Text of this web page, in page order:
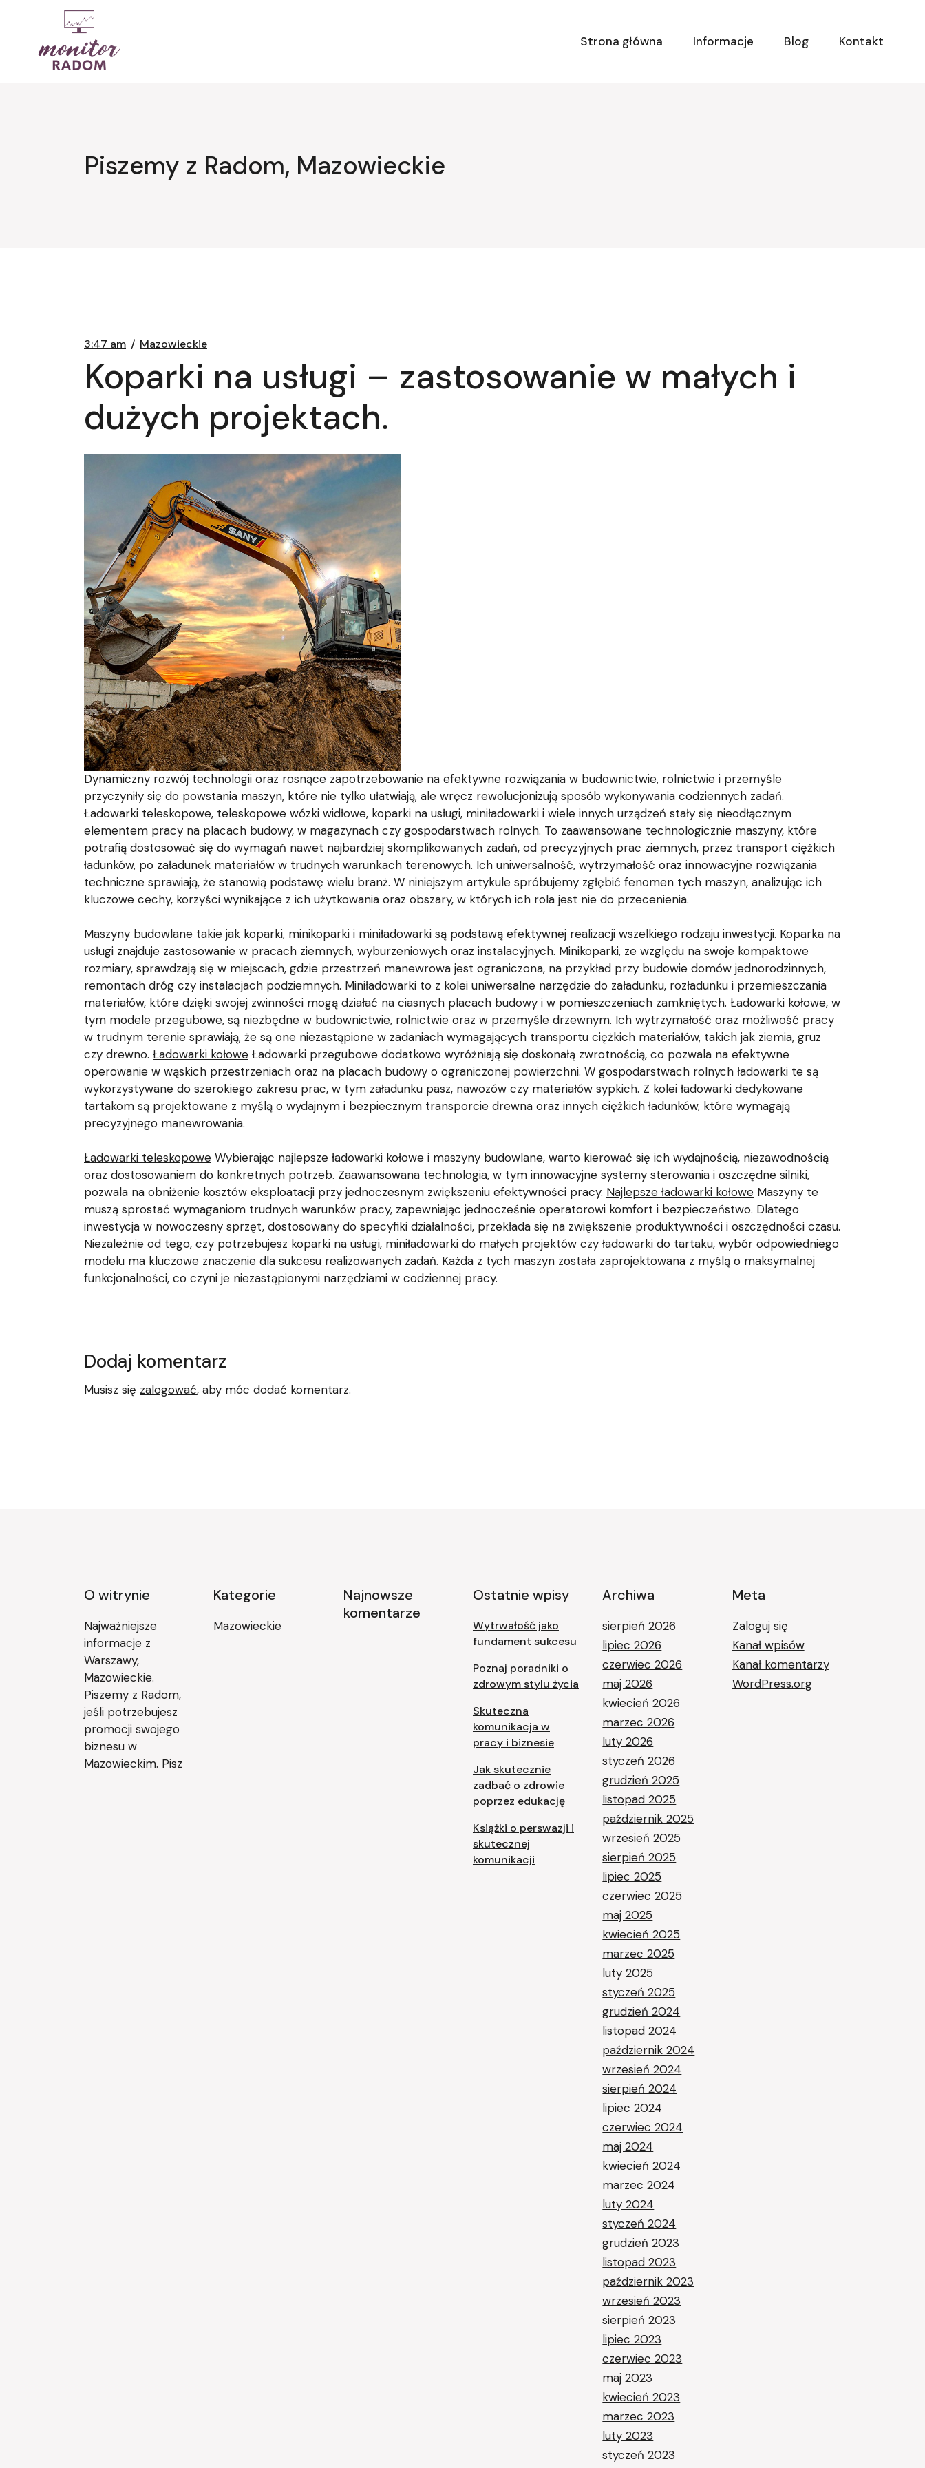
Strona główna
Informacje Blog Kontakt
Piszemy z Radom, Mazowieckie
3:47 am Mazowieckie
Koparki na usługi – zastosowanie w małych i
dużych projektach.
Dynamiczny rozwój technologii oraz rosnące zapotrzebowanie na efektywne rozwiązania w budownictwie, rolnictwie i przemyśle
przyczyniły się do powstania maszyn, które nie tylko ułatwiają, ale wręcz rewolucjonizują sposób wykonywania codziennych zadań.
Ładowarki teleskopowe, teleskopowe wózki widłowe, koparki na usługi, miniładowarki i wiele innych urządzeń stały się nieodłącznym
elementem pracy na placach budowy, w magazynach czy gospodarstwach rolnych. To zaawansowane technologicznie maszyny, które
potrafią dostosować się do wymagań nawet najbardziej skomplikowanych zadań, od precyzyjnych prac ziemnych, przez transport ciężkich
ładunków, po załadunek materiałów w trudnych warunkach terenowych. Ich uniwersalność, wytrzymałość oraz innowacyjne rozwiązania
techniczne sprawiają, że stanowią podstawę wielu branż. W niniejszym artykule spróbujemy zgłębić fenomen tych maszyn, analizując ich
kluczowe cechy, korzyści wynikające z ich użytkowania oraz obszary, w których ich rola jest nie do przecenienia.
Maszyny budowlane takie jak koparki, minikoparki i miniładowarki są podstawą efektywnej realizacji wszelkiego rodzaju inwestycji. Koparka na
usługi znajduje zastosowanie w pracach ziemnych, wyburzeniowych oraz instalacyjnych. Minikoparki, ze względu na swoje kompaktowe
rozmiary, sprawdzają się w miejscach, gdzie przestrzeń manewrowa jest ograniczona, na przykład przy budowie domów jednorodzinnych,
remontach dróg czy instalacjach podziemnych. Miniładowarki to z kolei uniwersalne narzędzie do załadunku, rozładunku i przemieszczania
materiałów, które dzięki swojej zwinności mogą działać na ciasnych placach budowy i w pomieszczeniach zamkniętych. Ładowarki kołowe, w
tym modele przegubowe, są niezbędne w budownictwie, rolnictwie oraz w przemyśle drzewnym. Ich wytrzymałość oraz możliwość pracy
w trudnym terenie sprawiają, że są one niezastąpione w zadaniach wymagających transportu ciężkich materiałów, takich jak ziemia, gruz
czy drewno. Ładowarki kołowe Ładowarki przegubowe dodatkowo wyróżniają się doskonałą zwrotnością, co pozwala na efektywne
operowanie w wąskich przestrzeniach oraz na placach budowy o ograniczonej powierzchni. W gospodarstwach rolnych ładowarki te są
wykorzystywane do szerokiego zakresu prac, w tym załadunku pasz, nawozów czy materiałów sypkich. Z kolei ładowarki dedykowane
tartakom są projektowane z myślą o wydajnym i bezpiecznym transporcie drewna oraz innych ciężkich ładunków, które wymagają
precyzyjnego manewrowania.
Ładowarki teleskopowe Wybierając najlepsze ładowarki kołowe i maszyny budowlane, warto kierować się ich wydajnością, niezawodnością
oraz dostosowaniem do konkretnych potrzeb. Zaawansowana technologia, w tym innowacyjne systemy sterowania i oszczędne silniki,
pozwala na obniżenie kosztów eksploatacji przy jednoczesnym zwiększeniu efektywności pracy. Najlepsze ładowarki kołowe Maszyny te
muszą sprostać wymaganiom trudnych warunków pracy, zapewniając jednocześnie operatorowi komfort i bezpieczeństwo. Dlatego
inwestycja w nowoczesny sprzęt, dostosowany do specyfiki działalności, przekłada się na zwiększenie produktywności i oszczędności czasu.
Niezależnie od tego, czy potrzebujesz koparki na usługi, miniładowarki do małych projektów czy ładowarki do tartaku, wybór odpowiedniego
modelu ma kluczowe znaczenie dla sukcesu realizowanych zadań. Każda z tych maszyn została zaprojektowana z myślą o maksymalnej
funkcjonalności, co czyni je niezastąpionymi narzędziami w codziennej pracy.
Dodaj komentarz
Musisz się zalogować, aby móc dodać komentarz.
O witrynie
Najważniejsze
informacje z
Warszawy,
Mazowieckie.
Piszemy z Radom,
jeśli potrzebujesz
promocji swojego
biznesu w
Mazowieckim. Pisz
Kategorie
Mazowieckie
Najnowsze
komentarze
Ostatnie wpisy
Wytrwałość jako
fundament sukcesu
Poznaj poradniki o
zdrowym stylu życia
Skuteczna
komunikacja w
pracy i biznesie
Jak skutecznie
zadbać o zdrowie
poprzez edukację
Książki o perswazji i
skutecznej
komunikacji
Archiwa
sierpień 2026
lipiec 2026
czerwiec 2026
maj 2026
kwiecień 2026
marzec 2026
luty 2026
styczeń 2026
grudzień 2025
listopad 2025
październik 2025
wrzesień 2025
sierpień 2025
lipiec 2025
czerwiec 2025
maj 2025
kwiecień 2025
marzec 2025
luty 2025
styczeń 2025
grudzień 2024
listopad 2024
październik 2024
wrzesień 2024
sierpień 2024
lipiec 2024
czerwiec 2024
maj 2024
kwiecień 2024
marzec 2024
luty 2024
styczeń 2024
grudzień 2023
listopad 2023
październik 2023
wrzesień 2023
sierpień 2023
lipiec 2023
czerwiec 2023
maj 2023
kwiecień 2023
marzec 2023
luty 2023
styczeń 2023
Meta
Zaloguj się
Kanał wpisów
Kanał komentarzy
WordPress.org